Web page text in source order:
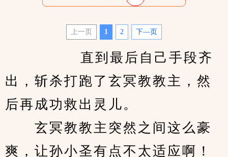
上一页 1 2 下—页
出，斩杀打跑了玄冥教教主，然
后再成功救出灵儿。
玄冥教教主突然之间这么豪
爽，让孙小圣有点不太适应啊！